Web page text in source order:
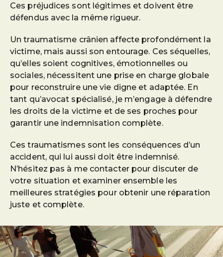
Ces préjudices sont légitimes et doivent être
défendus avec la même rigueur.
Un traumatisme crânien affecte profondément la
victime, mais aussi son entourage. Ces séquelles,
qu’elles soient cognitives, émotionnelles ou
sociales, nécessitent une prise en charge globale
pour reconstruire une vie digne et adaptée. En
tant qu’avocat spécialisé, je m’engage à défendre
les droits de la victime et de ses proches pour
garantir une indemnisation complète.
Ces traumatismes sont les conséquences d’un
accident, qui lui aussi doit être indemnisé.
N’hésitez pas à me contacter pour discuter de
votre situation et examiner ensemble les
meilleures stratégies pour obtenir une réparation
juste et complète.